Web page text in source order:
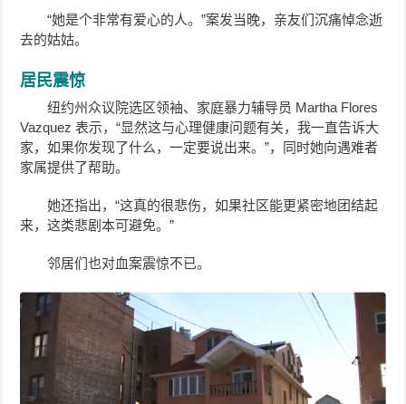
“她是个非常有爱心的人。”案发当晚，亲友们沉痛悼念逝
去的姑姑。
居民震惊
纽约州众议院选区领袖、家庭暴力辅导员 Martha Flores
Vazquez 表示，“显然这与心理健康问题有关，我一直告诉大
家，如果你发现了什么，一定要说出来。”，同时她向遇难者
家属提供了帮助。
她还指出，“这真的很悲伤，如果社区能更紧密地团结起
来，这类悲剧本可避免。”
邻居们也对血案震惊不已。